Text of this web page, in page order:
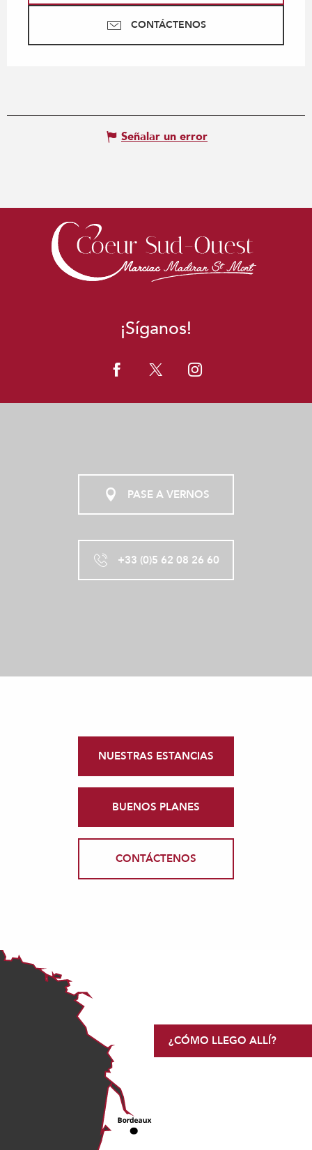
CONTÁCTENOS
Señalar un error
¡Síganos!
PASE A VERNOS
+33 (0)5 62 08 26 60
NUESTRAS ESTANCIAS
BUENOS PLANES
CONTÁCTENOS
¿CÓMO LLEGO ALLÍ?